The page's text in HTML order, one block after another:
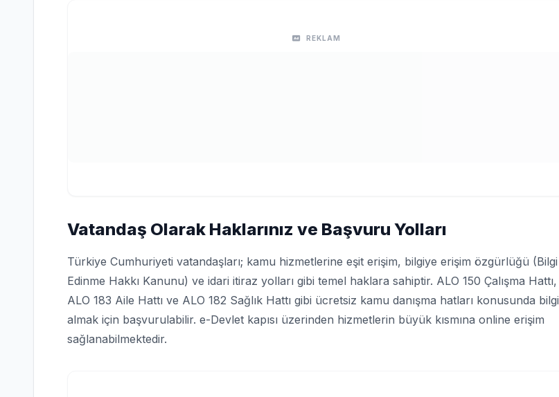
REKLAM
Vatandaş Olarak Haklarınız ve Başvuru Yolları
Türkiye Cumhuriyeti vatandaşları; kamu hizmetlerine eşit erişim, bilgiye erişim özgürlüğü (Bilgi
Edinme Hakkı Kanunu) ve idari itiraz yolları gibi temel haklara sahiptir. ALO 150 Çalışma Hattı,
ALO 183 Aile Hattı ve ALO 182 Sağlık Hattı gibi ücretsiz kamu danışma hatları konusunda bilgi
almak için başvurulabilir. e-Devlet kapısı üzerinden hizmetlerin büyük kısmına online erişim
sağlanabilmektedir.